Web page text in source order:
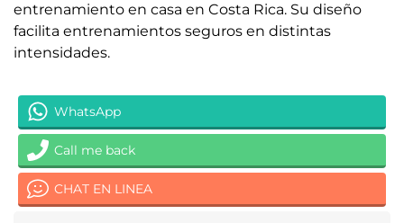
entrenamiento en casa en Costa Rica. Su diseño
facilita entrenamientos seguros en distintas
intensidades.
WhatsApp
Call me back
CHAT EN LINEA